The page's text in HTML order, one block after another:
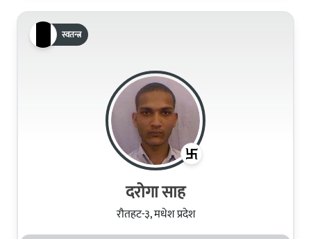
स्वतन्त्र
दरोगा साह
रौतहट-३, मधेश प्रदेश